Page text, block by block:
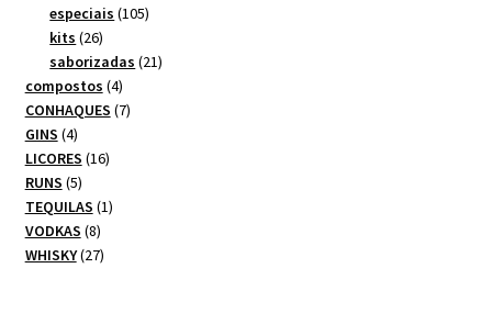
produtos
especiais 105105
kits 2626
produtos
saborizadas 2121
compostos 44
produtos
CONHAQUES 77
GINS 44
produtos
LICORES 1616
RUNS 55
produtos
TEQUILAS 11
VODKAS 88
produtos
WHISKY 2727